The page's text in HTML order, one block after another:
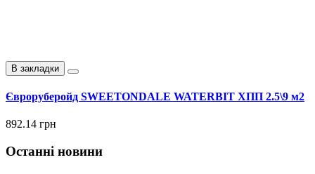
В закладки
Євроруберойд SWEETONDALE WATERBIT ХПП 2.5\9 м2
892.14 грн
Останні новини